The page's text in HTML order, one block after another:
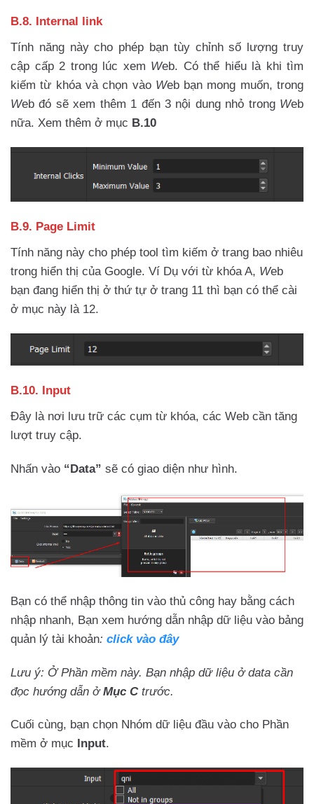
B.8. Internal link
Tính năng này cho phép bạn tùy chỉnh số lượng truy
cập cấp 2 trong lúc xem Web. Có thể hiểu là khi tìm
kiếm từ khóa và chọn vào Web bạn mong muốn, trong
Web đó sẽ xem thêm 1 đến 3 nội dung nhỏ trong Web
nữa. Xem thêm ở mục B.10
B.9. Page Limit
Tính năng này cho phép tool tìm kiếm ở trang bao nhiêu
trong hiển thị của Google. Ví Dụ với từ khóa A, Web
bạn đang hiển thị ở thứ tự ở trang 11 thì bạn có thể cài
ở mục này là 12.
B.10. Input
Đây là nơi lưu trữ các cụm từ khóa, các Web cần tăng
lượt truy cập.
Nhấn vào “Data” sẽ có giao diện như hình.
Bạn có thể nhập thông tin vào thủ công hay bằng cách
nhập nhanh, Bạn xem hướng dẫn nhập dữ liệu vào bảng
quản lý tài khoản: click vào đây
Lưu ý: Ở Phần mềm này. Bạn nhập dữ liệu ở data cần
đọc hướng dẫn ởMục C trước.
Cuối cùng, bạn chọn Nhóm dữ liệu đầu vào cho Phần
mềm ở mục
Input.